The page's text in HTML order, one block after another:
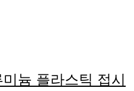
늄 플라스틱 접시